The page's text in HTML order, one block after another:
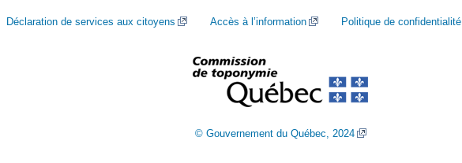
Déclaration de services aux citoyens Accès à l’information Politique de confidentialité
© Gouvernement du Québec, 2024